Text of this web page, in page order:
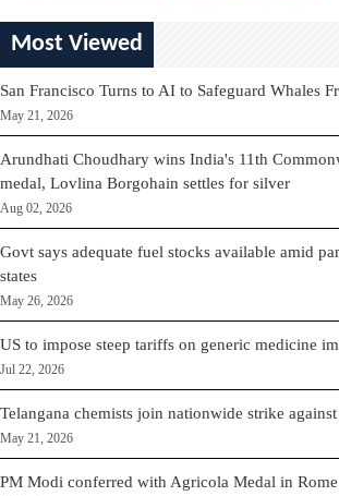
Most Viewed
San Francisco Turns to AI to Safeguard Whales
May 21, 2026
Arundhati Choudhary wins India's 11th
medal, Lovlina Borgohain settles for silver
Aug 02, 2026
Govt says adequate fuel stocks available amid
states
May 26, 2026
US to impose steep tariffs on generic medicine
Jul 22, 2026
Telangana chemists join nationwide strike
May 21, 2026
PM Modi conferred with Agricola Medal in